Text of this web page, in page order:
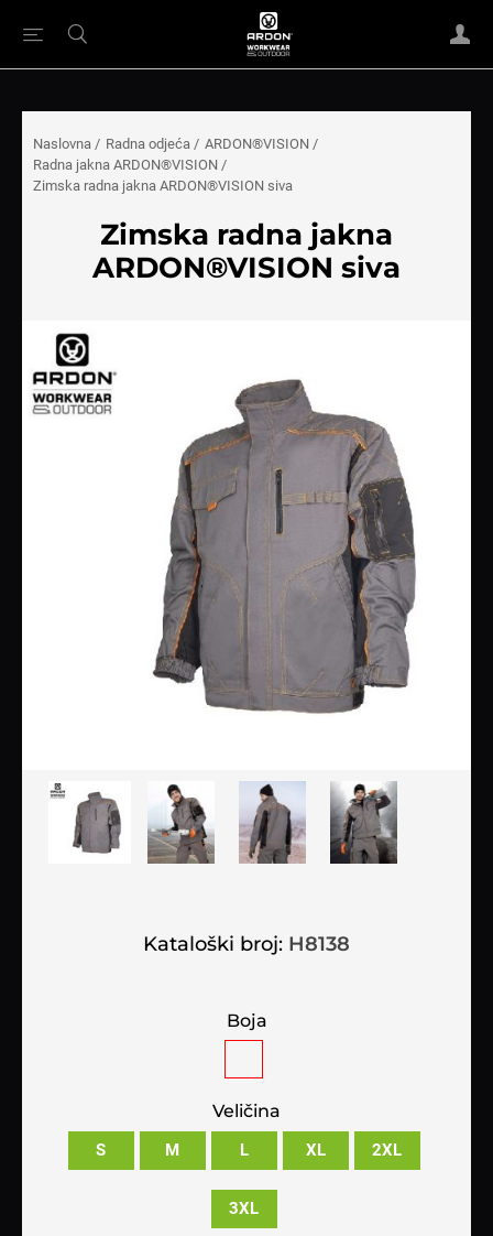
Naslovna / Radna odjeća / ARDON®VISION /
Radna jakna ARDON®VISION /
Zimska radna jakna ARDON®VISION siva
Zimska radna jakna
ARDON®VISION siva
Kataloški broj: H8138
Boja
Veličina
S M L XL 2XL
3XL